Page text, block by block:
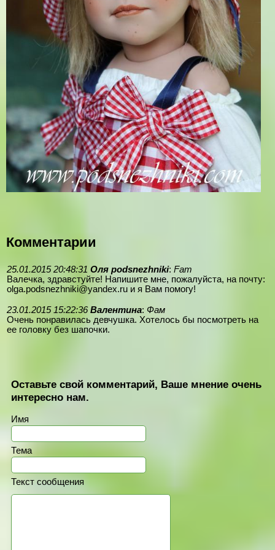
Комментарии
25.01.2015 20:48:31 Оля podsnezhniki: Fam
Валечка, здравстуйте! Напишите мне, пожалуйста, на почту:
olga.podsnezhniki@yandex.ru и я Вам помогу!
23.01.2015 15:22:36 Валентина: Фам
Очень понравилась девчушка. Хотелось бы посмотреть на
ее головку без шапочки.
Оставьте свой комментарий, Ваше мнение очень
интересно нам.
Имя
Тема
Текст сообщения